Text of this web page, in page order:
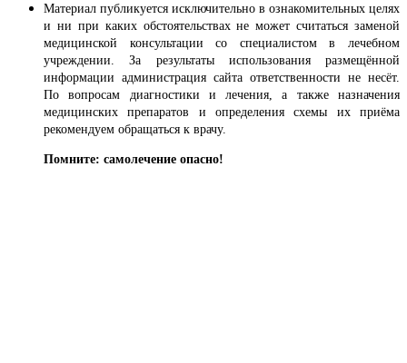
Материал публикуется исключительно в ознакомительных целях
и ни при каких обстоятельствах не может считаться заменой
медицинской консультации со специалистом в лечебном
учреждении. За результаты использования размещённой
информации администрация сайта ответственности не несёт.
По вопросам диагностики и лечения, а также назначения
медицинских препаратов и определения схемы их приёма
рекомендуем обращаться к врачу.
Помните: самолечение опасно!